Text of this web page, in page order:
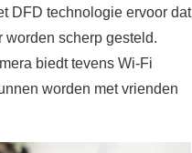
DFD technologie ervoor dat
scherp gesteld.
biedt tevens Wi-Fi
worden met vrienden